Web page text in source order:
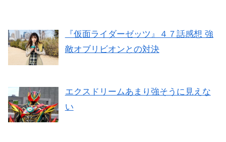
『仮面ライダーゼッツ』４７話感想 強
敵オブリビオンとの対決
エクスドリームあまり強そうに見えな
い